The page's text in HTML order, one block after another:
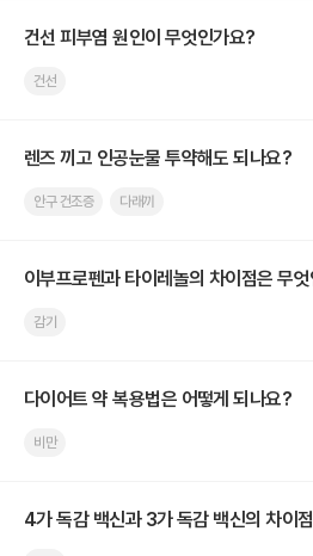
건선 피부염 원인이 무엇인가요?
건선
렌즈 끼고 인공눈물 투약해도 되나요?
안구 건조증 다래끼
이부프로펜과 타이레놀의 차이점은 무
감기
다이어트 약 복용법은 어떻게 되나요?
비만
4가 독감 백신과 3가 독감 백신의 차이